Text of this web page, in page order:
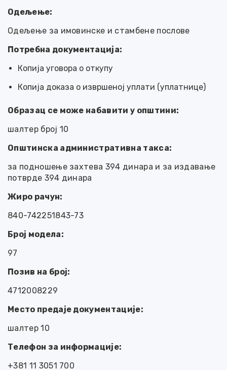
Одељење:
Одељење за имовинске и стамбене послове
Потребна документација:
Копија уговора о откупу
Копија доказа о извршеној уплати (уплатнице)
Образац се може набавити у општини:
шалтер број 10
Општинска административна такса:
за подношење захтева 394 динара и за издавање
потврде 394 динара
Жиро рачун:
840-742251843-73
Број модела:
97
Позив на број:
4712008229
Место предаје документације:
шалтер 10
Телефон за информације:
+381 11 3051 700